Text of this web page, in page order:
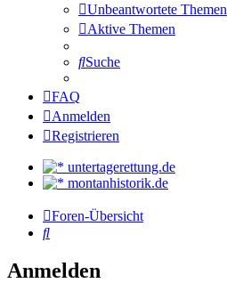
Unbeantwortete Themen
Aktive Themen
Suche
FAQ
Anmelden
Registrieren
untertagerettung.de
montanhistorik.de
Foren-Übersicht
Suche
Anmelden